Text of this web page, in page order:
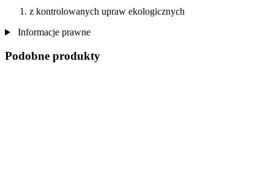
z kontrolowanych upraw ekologicznych
Informacje prawne
Podobne produkty